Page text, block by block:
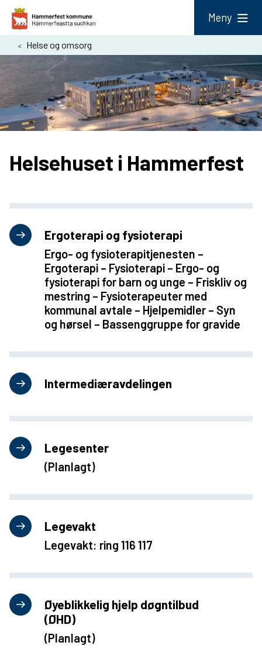
H
a
m
e
r
f
s
k
m
Meny
Du
her:
Helse og omsorg
Helsehuset i Hammerfest
Ergoterapi og fysioterapi
Ergo- og fysioterapitjenesten –
Ergoterapi – Fysioterapi – Ergo- og
fysioterapi for barn og unge – Friskliv og
mestring – Fysioterapeuter med
kommunal avtale – Hjelpemidler – Syn
og hørsel – Bassenggruppe for gravide
Intermediæravdelingen
Legesenter
(Planlagt)
Legevakt
Legevakt: ring 116 117
Øyeblikkelig hjelp døgntilbud
(ØHD)
(Planlagt)